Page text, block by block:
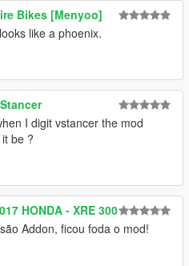
Bikes [Menyoo]
like a phoenix.
I digit vstancer the mod
be ?
HONDA - XRE 300
Addon, ficou foda o mod!